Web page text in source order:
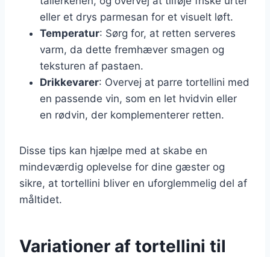
eller et drys parmesan for et visuelt løft.
Temperatur: Sørg for, at retten serveres
varm, da dette fremhæver smagen og
teksturen af pastaen.
Drikkevarer: Overvej at parre tortellini med
en passende vin, som en let hvidvin eller
en rødvin, der komplementerer retten.
Disse tips kan hjælpe med at skabe en
mindeværdig oplevelse for dine gæster og
sikre, at tortellini bliver en uforglemmelig del af
måltidet.
Variationer af tortellini til